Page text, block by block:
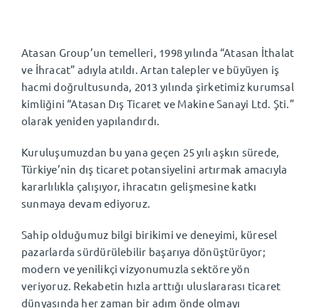
Atasan Group’un temelleri, 1998 yılında “Atasan İthalat
ve İhracat” adıyla atıldı. Artan talepler ve büyüyen iş
hacmi doğrultusunda, 2013 yılında şirketimiz kurumsal
kimliğini “Atasan Dış Ticaret ve Makine Sanayi Ltd. Şti.”
olarak yeniden yapılandırdı.
Kuruluşumuzdan bu yana geçen 25 yılı aşkın sürede,
Türkiye’nin dış ticaret potansiyelini artırmak amacıyla
kararlılıkla çalışıyor, ihracatın gelişmesine katkı
sunmaya devam ediyoruz.
Sahip olduğumuz bilgi birikimi ve deneyimi, küresel
pazarlarda sürdürülebilir başarıya dönüştürüyor;
modern ve yenilikçi vizyonumuzla sektöre yön
veriyoruz. Rekabetin hızla arttığı uluslararası ticaret
dünyasında her zaman bir adım önde olmayı